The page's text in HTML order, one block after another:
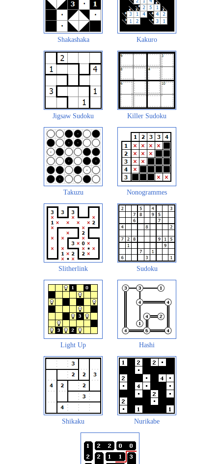
Shakashaka Kakuro
Jigsaw Sudoku Killer Sudoku
Takuzu Nonogrammes
Slitherlink Sudoku
Light Up Hashi
Shikaku Nurikabe